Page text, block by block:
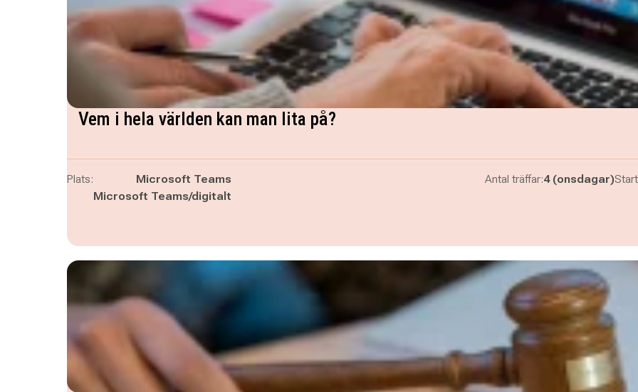
Vem i hela världen kan man lita på?
Plats:
Microsoft Teams
Microsoft Teams/digitalt
Antal träffar:4 (onsdagar)